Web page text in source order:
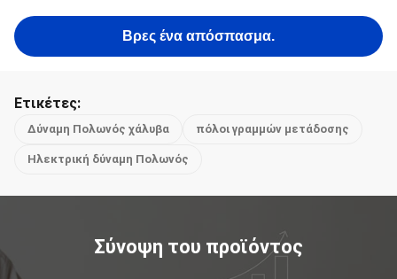
Βρες ένα απόσπασμα.
Ετικέτες:
Δύναμη Πολωνός χάλυβα πόλοι γραμμών μετάδοσης
Ηλεκτρική δύναμη Πολωνός
Σύνοψη του προϊόντος